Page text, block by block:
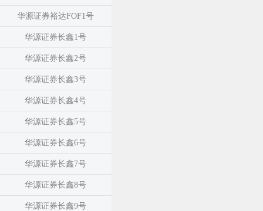
华源证券裕达FOF1号
华源证券长鑫1号
华源证券长鑫2号
华源证券长鑫3号
华源证券长鑫4号
华源证券长鑫5号
华源证券长鑫6号
华源证券长鑫7号
华源证券长鑫8号
华源证券长鑫9号